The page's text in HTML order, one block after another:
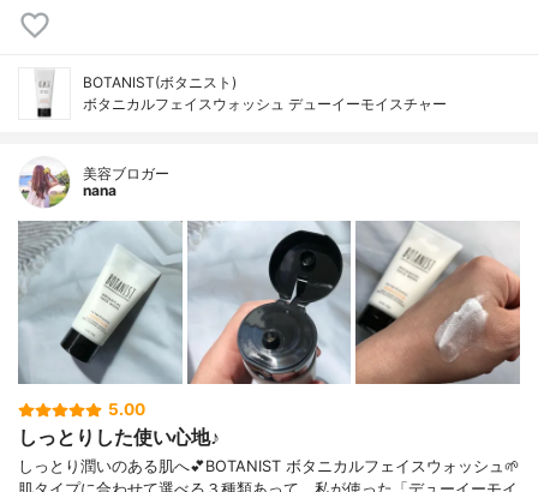
BOTANIST(ボタニスト)
ボタニカルフェイスウォッシュ デューイーモイスチャー
美容ブロガー
nana
5.00
しっとりした使い心地♪
しっとり潤いのある肌へ💕BOTANIST ボタニカルフェイスウォッシュ🌱